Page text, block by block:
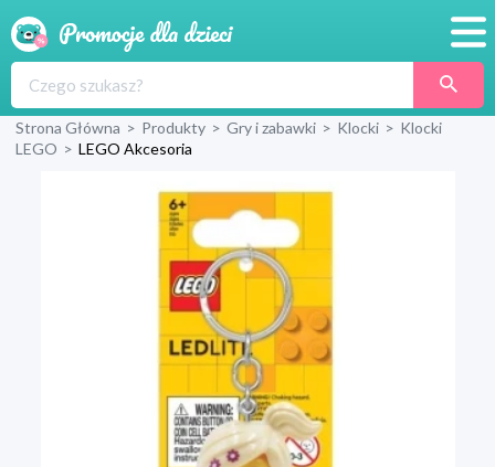
Produkty
Sklepy
Blog
Wyprawka
Strona Główna > Produkty > Gry i zabawki > Klocki > Klocki
LEGO > LEGO Akcesoria